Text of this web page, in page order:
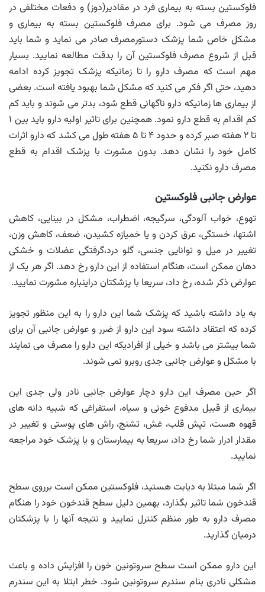
فلوکستین بسته به بیماری فرد در مقادیر(دوز) و دفعات مختلفی در
روز مصرف می شود. برای مصرف فلوکستین بسته به بیماری و
مشکل خاص شما پزشک دستورمصرف صادر می نماید و شما باید
قبل از شروع مصرف فلوکستین آن را بدقت مطالعه نمایید. بسیار
مهم است که مصرف دارو را تا زمانیکه پزشک تجویز کرده ادامه
دهید، حتی اگر فکر می کنید که مشکل شما بهبود یافته است. بعضی
از بیماری ها زمانیکه دارو ناگهانی قطع شود، بدتر می شوند و باید کم
کم اقدام به قطع دارو نمود. همچنین برای تاثیر اولیه دارو باید بین ۱
تا ۲ هفته صبر کرده و حدود ۴ تا ۵ هفته طول می کشد که دارو اثرات
کامل خود را نشان دهد. بدون مشورت با پزشک اقدام به قطع
مصرف دارو نکنید.
عوارض جانبی فلوکستین
تهوع، خواب آلودگی، سرگیجه، اضطراب، مشکل در بینایی، کاهش
اشتها، خستگی، عرق کردن و یا خمیازه کشیدن، ضعف، کاهش وزن،
تغییر در میل و توانایی جنسی، گلو درد،گرفتگی عضلات و خشکی
دهان ممکن است، هنگام استفاده از این دارو رخ دهد. اگر هر یک از
عوارض ذکر شده، رخ داد، سریعا با پزشکتان دراینباره مشورت نمایید.
به یاد داشته باشید که پزشک شما این دارو را به این منظور تجویز
کرده که اعتقاد داشته سود این دارو از ضرر و عوارض جانبی آن برای
شما بیشتر می باشد و خیلی از افرادیکه این دارو را مصرف می نمایند
با مشکل و عوارض جانبی جدی روبرو نمی شوند.
اگر حین مصرف این دارو دچار عوارض جانبی نادر ولی جدی این
بیماری از قبیل مدفوع خونی و سیاه، استفراغی که شبیه دانه های
قهوه هست، تپش قلب، غش، تشنج، راش های پوستی و تغییر در
مقدار ادرار شما رخ داد، سریعا به بیمارستان و یا پزشک خود مراجعه
نمایید.
اگر شما مبتلا به دیابت هستید، فلوکستین ممکن است برروی سطح
قندخون شما تاثیر بگذارد، بهمین دلیل سطح قندخون خود را هنگام
مصرف دارو به طور منظم کنترل نمایید و نتیجه آنها را با پزشکتان
درمیان گذارید.
این دارو ممکن است سطح سروتونین خون را افزایش داده و باعث
مشکلی نادری بنام سندرم سروتونین شود. خطر ابتلا به این سندرم